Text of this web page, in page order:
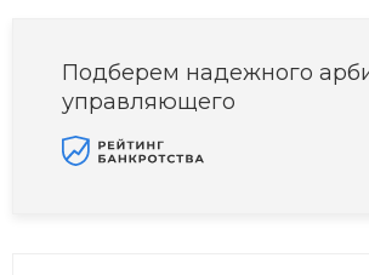
Подберем надежного
управляющего